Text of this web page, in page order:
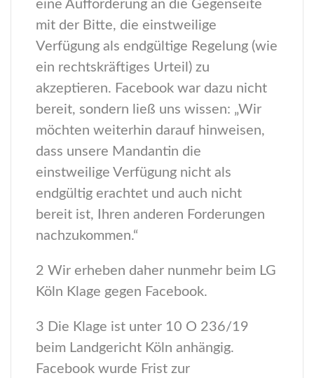
eine Aufforderung an die Gegenseite
mit der Bitte, die einstweilige
Verfügung als endgültige Regelung (wie
ein rechtskräftiges Urteil) zu
akzeptieren. Facebook war dazu nicht
bereit, sondern ließ uns wissen: „Wir
möchten weiterhin darauf hinweisen,
dass unsere Mandantin die
einstweilige Verfügung nicht als
endgültig erachtet und auch nicht
bereit ist, Ihren anderen Forderungen
nachzukommen.“
2 Wir erheben daher nunmehr beim LG
Köln Klage gegen Facebook.
3 Die Klage ist unter 10 O 236/19
beim Landgericht Köln anhängig.
Facebook wurde Frist zur